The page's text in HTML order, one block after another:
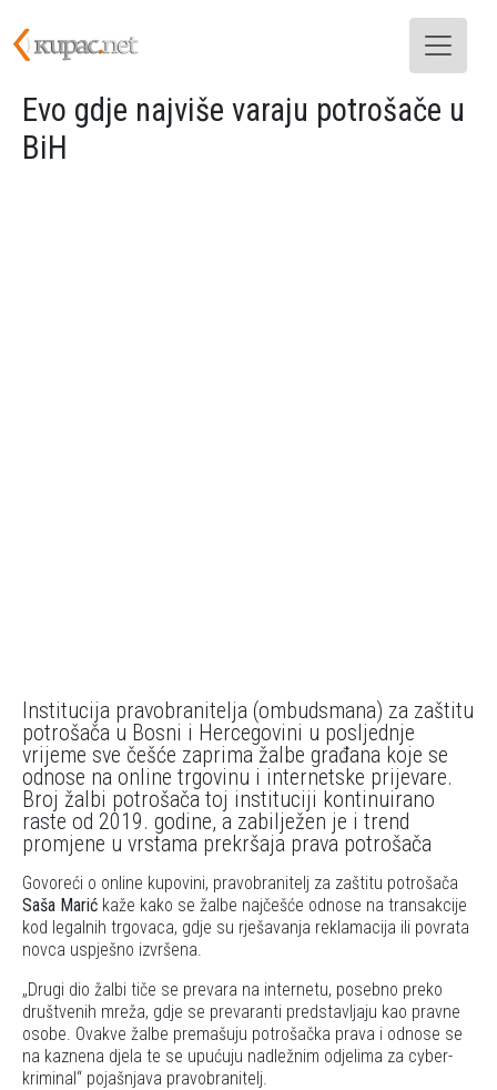
Evo gdje najviše varaju potrošače u
BiH
Institucija pravobranitelja (ombudsmana) za zaštitu
potrošača u Bosni i Hercegovini u posljednje
vrijeme sve češće zaprima žalbe građana koje se
odnose na online trgovinu i internetske prijevare.
Broj žalbi potrošača toj instituciji kontinuirano
raste od 2019. godine, a zabilježen je i trend
promjene u vrstama prekršaja prava potrošača
Govoreći o online kupovini, pravobranitelj za zaštitu potrošača
Saša Marić kaže kako se žalbe najčešće odnose na transakcije
kod legalnih trgovaca, gdje su rješavanja reklamacija ili povrata
novca uspješno izvršena.
Drugi dio žalbi tiče se prevara na internetu, posebno preko
društvenih mreža, gdje se prevaranti predstavljaju kao pravne
osobe. Ovakve žalbe premašuju potrošačka prava i odnose se
na kaznena djela te se upućuju nadležnim odjelima za cyber-
kriminal pojašnjava pravobranitelj.